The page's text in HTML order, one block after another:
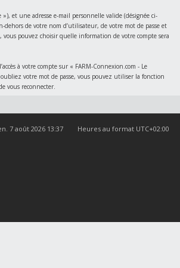
et une adresse e-mail personnelle valide (désignée ci-
de votre nom d’utilisateur, de votre mot de passe et
vous pouvez choisir quelle information de votre compte sera
à votre compte sur « FARM-Connexion.com - Le
votre mot de passe, vous pouvez utiliser la fonction
vous reconnecter.
Heures au format UTC+02:00
7 août 2026 13:37